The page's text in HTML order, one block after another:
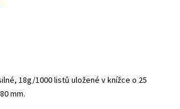
18g/1000 listů uložené v knížce o 25
mm.